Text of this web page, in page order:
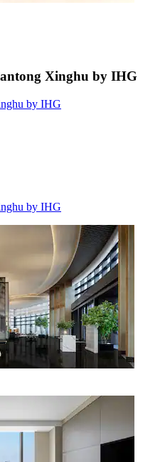
Xinghu by IHG
by IHG
by IHG